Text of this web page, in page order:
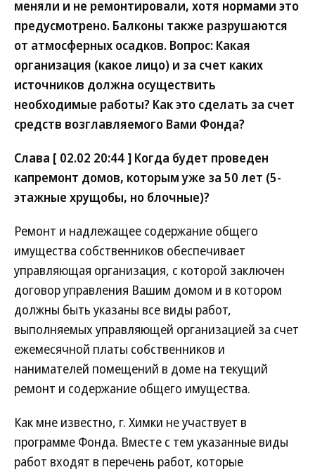
меняли и не ремонтировали, хотя нормами это
предусмотрено. Балконы также разрушаются
от атмосферных осадков. Вопрос: Какая
организация (какое лицо) и за счет каких
источников должна осуществить
необходимые работы? Как это сделать за счет
средств возглавляемого Вами Фонда?
Слава [ 02.02 20:44 ] Когда будет проведен
капремонт домов, которым уже за 50 лет (5-
этажные хрущобы, но блочные)?
Ремонт и надлежащее содержание общего
имущества собственников обеспечивает
управляющая организация, с которой заключен
договор управления Вашим домом и в котором
должны быть указаны все виды работ,
выполняемых управляющей организацией за счет
ежемесячной платы собственников и
нанимателей помещений в доме на текущий
ремонт и содержание общего имущества.
Как мне известно, г. Химки не участвует в
программе Фонда. Вместе с тем указанные виды
работ входят в перечень работ, которые